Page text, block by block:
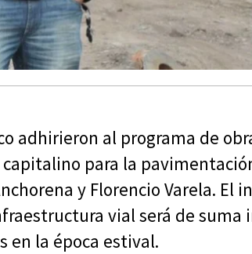
adhirieron al programa de
para la
y Florencio Varela. El
vial será de suma
en la época estival.